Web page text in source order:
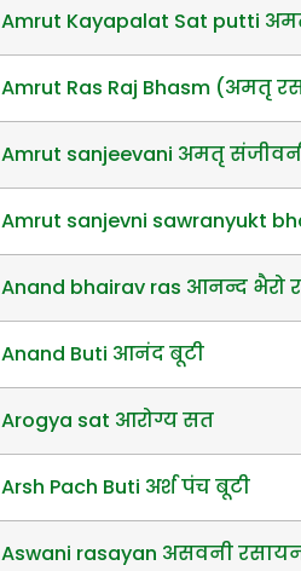
Amrut Kayapalat Sat putti
Amrut Ras Raj Bhasm (अमतृ
Amrut sanjeevani अमतृ
Amrut sanjevni sawranyukt
Anand bhairav ras आनन्द भैरो
Anand Buti आनंद बूटी
Arogya sat आरोग्य सत
Arsh Pach Buti अर्श पंच बूटी
Aswani rasayan असवनी